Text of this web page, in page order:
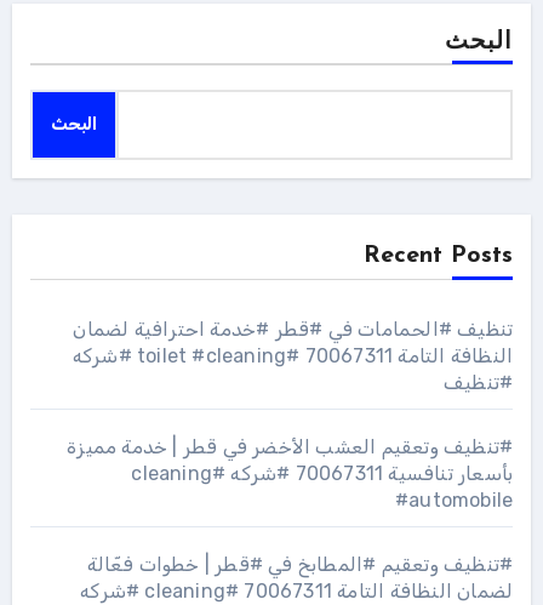
البحث
البحث
Recent Posts
تنظيف #الحمامات في #قطر #خدمة احترافية لضمان
النظافة التامة 70067311 #toilet #cleaning #شركه
#تنظيف
#تنظيف وتعقيم العشب الأخضر في قطر | خدمة مميزة
بأسعار تنافسية 70067311 #شركه #cleaning
#automobile
#تنظيف وتعقيم #المطابخ في #قطر | خطوات فعّالة
لضمان النظافة التامة 70067311 #cleaning #شركه